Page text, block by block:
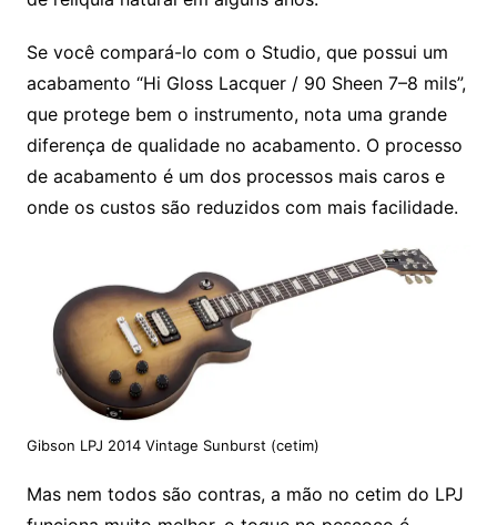
Se você compará-lo com o Studio, que possui um
acabamento “Hi Gloss Lacquer / 90 Sheen 7–8 mils”,
que protege bem o instrumento, nota uma grande
diferença de qualidade no acabamento. O processo
de acabamento é um dos processos mais caros e
onde os custos são reduzidos com mais facilidade.
Gibson LPJ 2014 Vintage Sunburst (cetim)
Mas nem todos são contras, a mão no cetim do LPJ